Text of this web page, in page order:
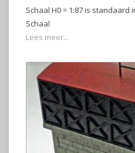
Schaal H0 = 1:87 is
Schaal
Lees meer...